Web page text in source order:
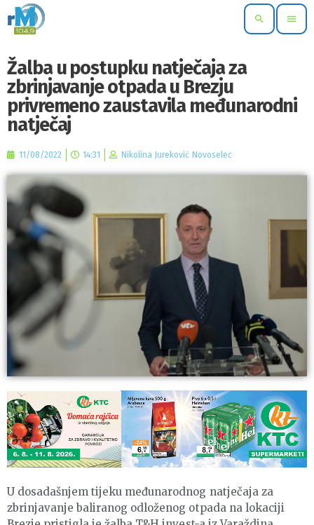
search menu
Žalba u postupku natječaja za
zbrinjavanje otpada u Brezju
privremeno zaustavila međunarodni
natječaj
11/08/2022 14:31 Nikolina Jureković Novoselec
U dosadašnjem tijeku međunarodnog natječaja za
zbrinjavanje baliranog odloženog otpada na lokaciji